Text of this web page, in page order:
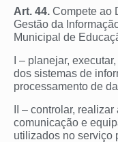
Art. 44. Compete ao
Gestão da
Municipal de
I – planejar,
dos sistemas de
processamento de
II – controlar,
comunicação e
utilizados no serviço